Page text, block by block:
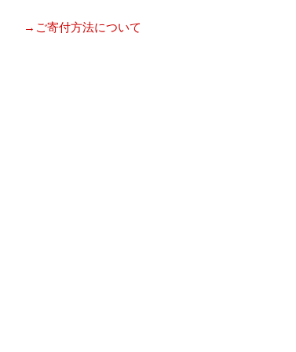
→ご寄付方法について